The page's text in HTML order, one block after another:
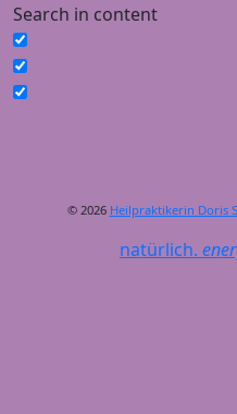
Search in content
© 2026 Heilpraktikerin Doris
natürlich.